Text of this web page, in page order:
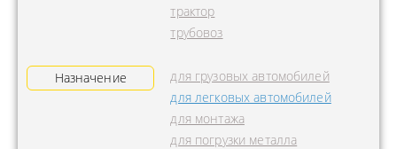
трактор
трубовоз
Назначение
для грузовых автомобилей
для легковых автомобилей
для монтажа
для погрузки металла